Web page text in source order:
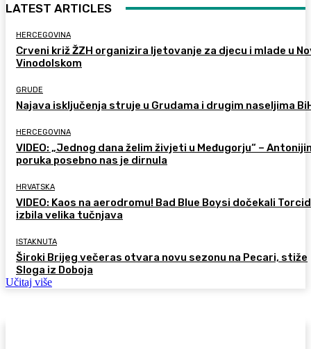
LATEST ARTICLES
HERCEGOVINA
Crveni križ ŽZH organizira ljetovanje za djecu i mlade u
Vinodolskom
GRUDE
Najava isključenja struje u Grudama i drugim naseljima
HERCEGOVINA
VIDEO: „Jednog dana želim živjeti u Međugorju“ –
poruka posebno nas je dirnula
HRVATSKA
VIDEO: Kaos na aerodromu! Bad Blue Boysi dočekali
izbila velika tučnjava
ISTAKNUTA
Široki Brijeg večeras otvara novu sezonu na Pecari, stiže
Sloga iz Doboja
Učitaj više